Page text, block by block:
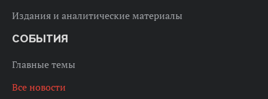
Издания и аналитические материалы
СОБЫТИЯ
Главные темы
Все новости